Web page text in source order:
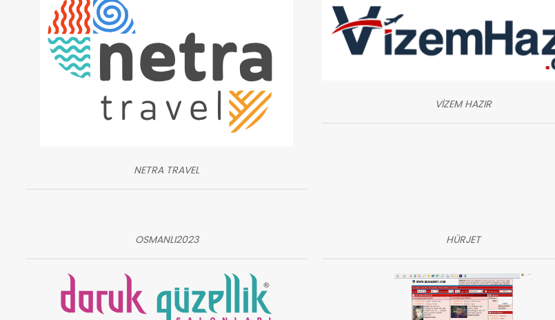
NETRA TRAVEL
VİZEM HAZIR
OSMANLI2023 HÜRJET